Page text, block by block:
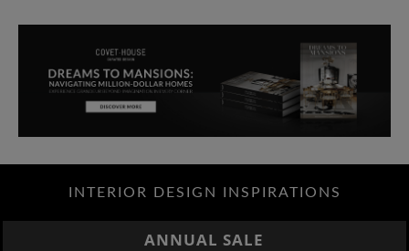
INTERIOR DESIGN INSPIRATIONS
ANNUAL SALE